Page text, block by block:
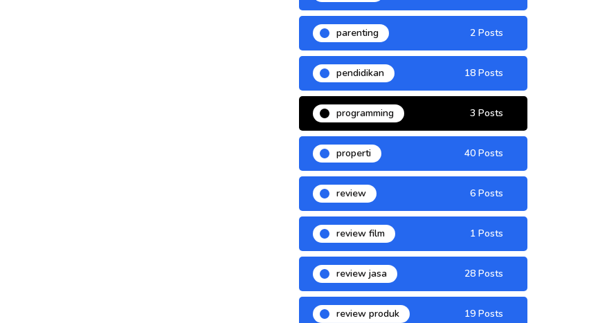
parenting 2 Posts
pendidikan 18 Posts
programming 3 Posts
properti 40 Posts
review 6 Posts
review film 1 Posts
review jasa 28 Posts
review produk 19 Posts